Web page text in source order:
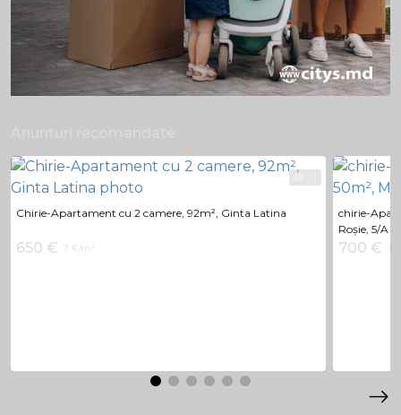
Chirie-Apartament cu 2 camere, 92m², Ginta Latina
650 € 7 €/m²
chirie-
Roșie, 5/A
700 € 14